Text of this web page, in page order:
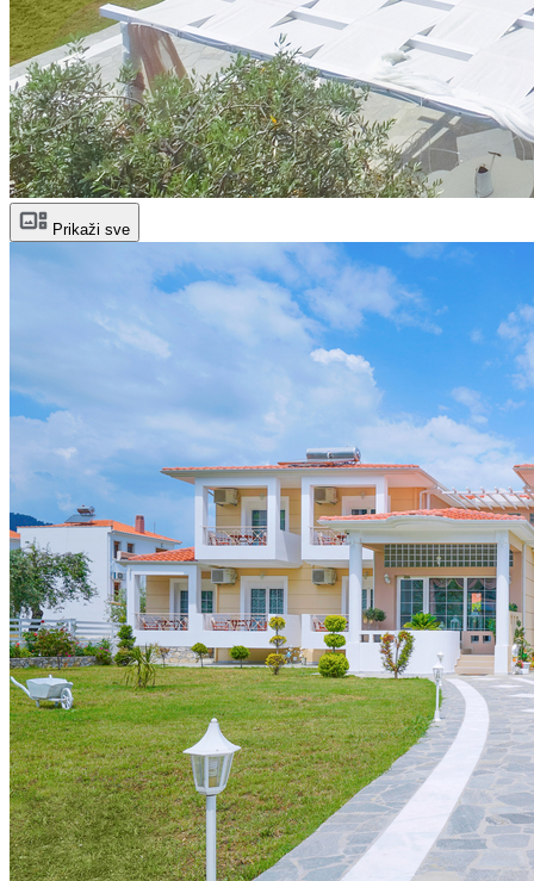
Prikaži sve